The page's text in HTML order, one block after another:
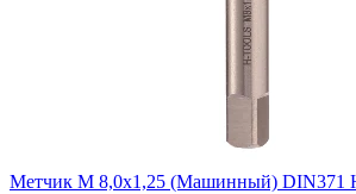
Метчик М 8,0х1,25 (Машинный) DIN371